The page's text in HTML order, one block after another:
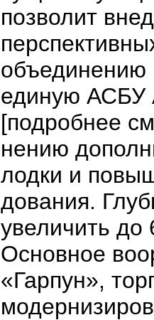
позволит
объединению
единую АСБУ
[подробнее
нению
лодки и
дования.
увеличить до
Основное
«Гарпун»,